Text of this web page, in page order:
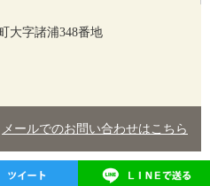
大字諸浦348番地
メールでのお問い合わせはこちら